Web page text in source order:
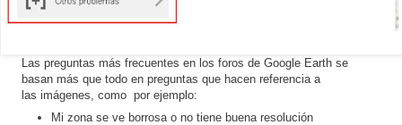
Las preguntas más frecuentes en los foros de Google Earth se
basan más que todo en preguntas que hacen referencia a
las imágenes, como por ejemplo:
Mi zona se ve borrosa o no tiene buena resolución